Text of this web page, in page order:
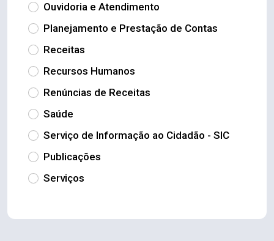
Ouvidoria e Atendimento
Planejamento e Prestação de Contas
Receitas
Recursos Humanos
Renúncias de Receitas
Saúde
Serviço de Informação ao Cidadão - SIC
Publicações
Serviços